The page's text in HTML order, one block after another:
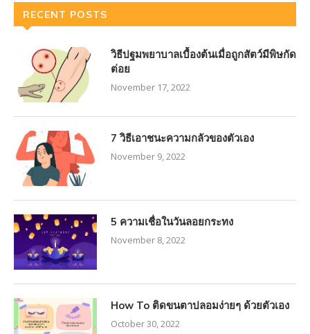
RECENT POSTS
วิธีปฐมพยาบาลเบื้องต้นเมื่อถูกสัตว์มีพิษกัด
ต่อย
November 17, 2022
7 วิธีเอาชนะความกลัวของตัวเอง
November 9, 2022
5 ความเชื่อในวันลอยกระทง
November 8, 2022
How To ติดขนตาปลอมง่ายๆ ด้วยตัวเอง
October 30, 2022